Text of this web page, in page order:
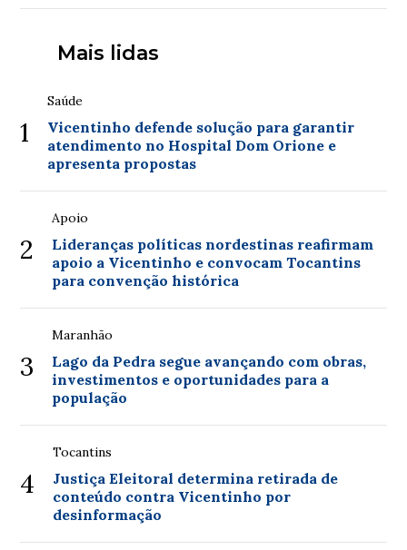
Mais lidas
1
Saúde
Vicentinho defende solução para garantir
atendimento no Hospital Dom Orione e
apresenta propostas
2
Apoio
Lideranças políticas nordestinas reafirmam
apoio a Vicentinho e convocam Tocantins
para convenção histórica
3
Maranhão
Lago da Pedra segue avançando com obras,
investimentos e oportunidades para a
população
4
Tocantins
Justiça Eleitoral determina retirada de
conteúdo contra Vicentinho por
desinformação